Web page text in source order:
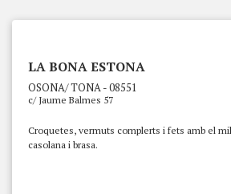
LA BONA ESTONA
OSONA/ TONA - 08551
c/ Jaume Balmes 57
Croquetes, vermuts complerts i fets amb el
casolana i brasa.